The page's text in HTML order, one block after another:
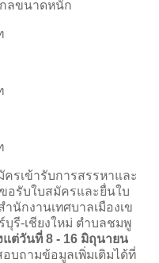
ลขนาดหนัก
ครเข้ารับการสรรหาและ
อรับใบสมัครและยื่นใบ
นักงานเทศบาลเมืองเข
รี-เชียงใหม่ ตำบลชมพู
แต่วันที่ 8 - 16 มิถุนายน
บถามข้อมูลเพิ่มเติมได้ที่